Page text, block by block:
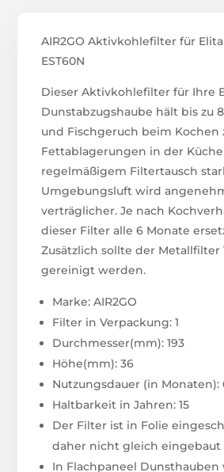
AIR2GO Aktivkohlefilter für
EST60N
Dieser Aktivkohlefilter für Ihre
Dunstabzugshaube hält bis zu
und Fischgeruch beim Kochen
Fettablagerungen in der
regelmäßigem Filtertausch
Umgebungsluft wird
verträglicher. Je nach
dieser Filter alle 6 Monate
Zusätzlich sollte der Metallfilter
gereinigt werden.
Marke: AIR2GO
Filter in Verpackung: 1
Durchmesser(mm): 193
Höhe(mm): 36
Nutzungsdauer (in Monaten):
Haltbarkeit in Jahren: 15
Der Filter ist in Folie
daher nicht gleich eingebaut
In Flachpaneel Dunsthauben